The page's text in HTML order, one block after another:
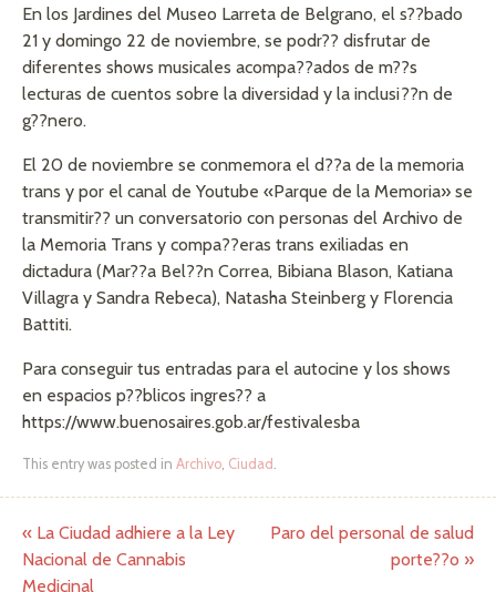
En los Jardines del Museo Larreta de Belgrano, el s??bado
21 y domingo 22 de noviembre, se podr?? disfrutar de
diferentes shows musicales acompa??ados de m??s
lecturas de cuentos sobre la diversidad y la inclusi??n de
g??nero.
El 20 de noviembre se conmemora el d??a de la memoria
trans y por el canal de Youtube «Parque de la Memoria» se
transmitir?? un conversatorio con personas del Archivo de
la Memoria Trans y compa??eras trans exiliadas en
dictadura (Mar??a Bel??n Correa, Bibiana Blason, Katiana
Villagra y Sandra Rebeca), Natasha Steinberg y Florencia
Battiti.
Para conseguir tus entradas para el autocine y los shows
en espacios p??blicos ingres?? a
https://www.buenosaires.gob.ar/festivalesba
This entry was posted in Archivo, Ciudad .
Post navigation
« La Ciudad adhiere a la Ley
Nacional de Cannabis
Medicinal
Paro del personal de salud
porte??o »